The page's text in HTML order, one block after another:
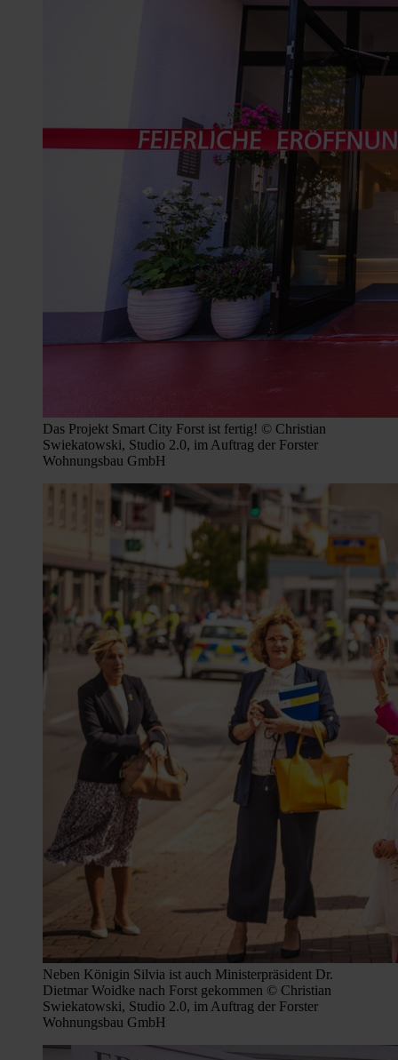
Das Projekt Smart City Forst ist fertig! © Christian
Swiekatowski, Studio 2.0, im Auftrag der Forster
Wohnungsbau GmbH
Neben Königin Silvia ist auch Ministerpräsident Dr.
Dietmar Woidke nach Forst gekommen © Christian
Swiekatowski, Studio 2.0, im Auftrag der Forster
Wohnungsbau GmbH